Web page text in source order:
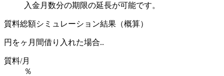
入金月数分の期限の延長が可能です。
質料総額シミュレーション結果（概算）
円をヶ月間借り入れた場合..
質料/月
％